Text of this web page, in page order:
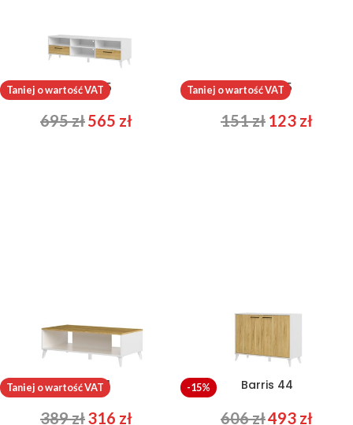
Barris 25
695zł565 zł
Barris 35
151zł 123 zł
Taniej o wartość VAT
Barris 41
389zł316 zł
Taniej o wartość VAT
Barris 44
606zł493 zł
Taniej o wartość VAT -15%